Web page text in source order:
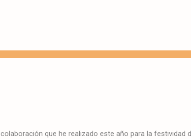
que he realizado este año para la festividad